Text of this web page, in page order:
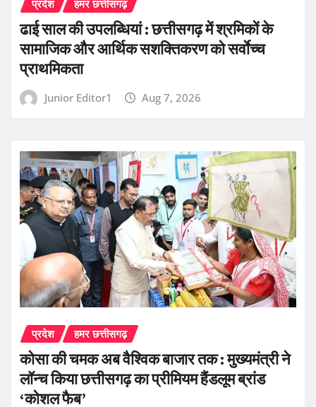
प्रदेश हमर छत्तीसगढ़
ढाई साल की उपलब्धियां : छत्तीसगढ़ में श्रमिकों के
सामाजिक और आर्थिक सशक्तिकरण को सर्वाेच्च
प्राथमिकता
Junior Editor1 Aug 7, 2026
प्रदेश हमर छत्तीसगढ़
कोसा की चमक अब वैश्विक बाजार तक : मुख्यमंत्री ने
लॉन्च किया छत्तीसगढ़ का प्रीमियम हैंडलूम ब्रांड
‘कोशल फैब’